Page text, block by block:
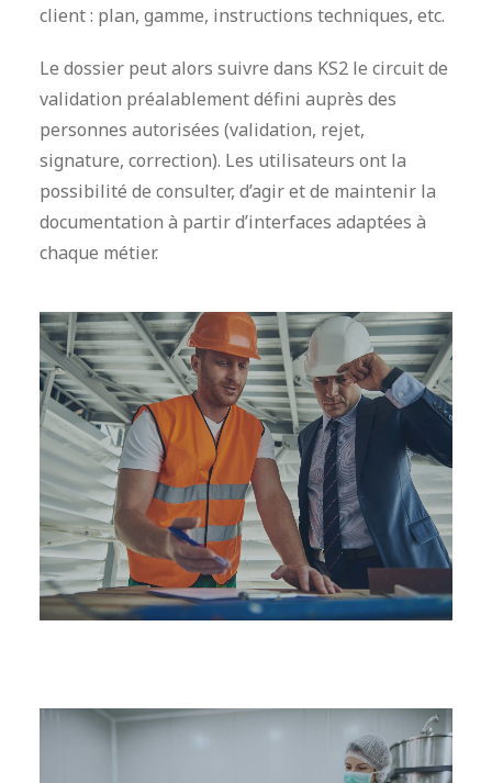
client : plan, gamme, instructions techniques, etc.
Le dossier peut alors suivre dans KS2 le circuit de
validation préalablement défini auprès des
personnes autorisées (validation, rejet,
signature, correction). Les utilisateurs ont la
possibilité de consulter, d’agir et de maintenir la
documentation à partir d’interfaces adaptées à
chaque métier.